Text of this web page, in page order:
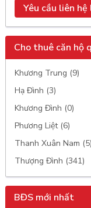
Yêu cầu liên hệ
Cho thuê căn hộ
Khương Trung (9)
Hạ Đình (3)
Khương Đình (0)
Phương Liệt (6)
Thanh Xuân Nam (5)
Thượng Đình (341)
BĐS mới nhất